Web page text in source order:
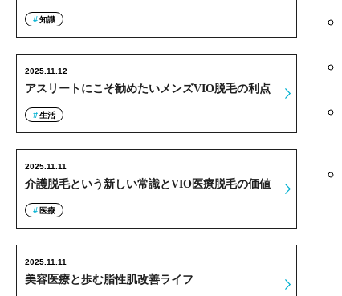
知識
アスリートにこそ勧めたいメンズVIO脱毛の利点
2025.11.12
生活
介護脱毛という新しい常識とVIO医療脱毛の価値
2025.11.11
医療
美容医療と歩む脂性肌改善ライフ
2025.11.11